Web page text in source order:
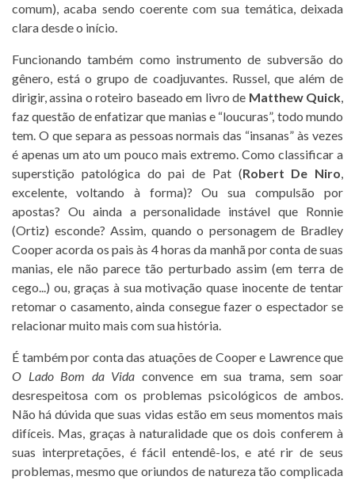
comum), acaba sendo coerente com sua temática, deixada
clara desde o início.
Funcionando também como instrumento de subversão do
gênero, está o grupo de coadjuvantes. Russel, que além de
dirigir, assina o roteiro baseado em livro de Matthew Quick,
faz questão de enfatizar que manias e “loucuras”, todo mundo
tem. O que separa as pessoas normais das “insanas” às vezes
é apenas um ato um pouco mais extremo. Como classificar a
superstição patológica do pai de Pat (Robert De Niro,
excelente, voltando à forma)? Ou sua compulsão por
apostas? Ou ainda a personalidade instável que Ronnie
(Ortiz) esconde? Assim, quando o personagem de Bradley
Cooper acorda os pais às 4 horas da manhã por conta de suas
manias, ele não parece tão perturbado assim (em terra de
cego...) ou, graças à sua motivação quase inocente de tentar
retomar o casamento, ainda consegue fazer o espectador se
relacionar muito mais com sua história.
É também por conta das atuações de Cooper e Lawrence que
O Lado Bom da Vida convence em sua trama, sem soar
desrespeitosa com os problemas psicológicos de ambos.
Não há dúvida que suas vidas estão em seus momentos mais
difíceis. Mas, graças à naturalidade que os dois conferem à
suas interpretações, é fácil entendê-los, e até rir de seus
problemas, mesmo que oriundos de natureza tão complicada